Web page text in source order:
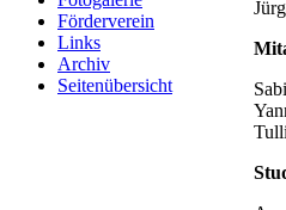
Förderverein
Links
Archiv
Seitenübersicht